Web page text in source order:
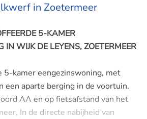
in Zoetermeer
5-KAMER
IN WIJK DE LEYENS, ZOETERMEER
5-kamer eengezinswoning, met
een aparte berging in de voortuin.
AA en op fietsafstand van het
In de directe nabijheid van